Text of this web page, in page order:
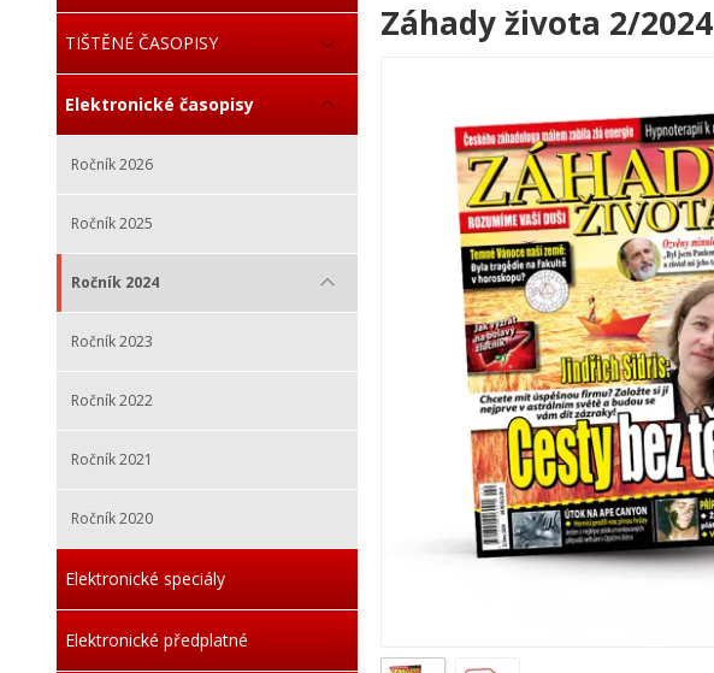
TIŠTĚNÉ ČASOPISY
Elektronické časopisy
Ročník 2026
Ročník 2025
Ročník 2024
Ročník 2023
Ročník 2022
Ročník 2021
Ročník 2020
Elektronické speciály
Elektronické předplatné
Záhady života 2/2024